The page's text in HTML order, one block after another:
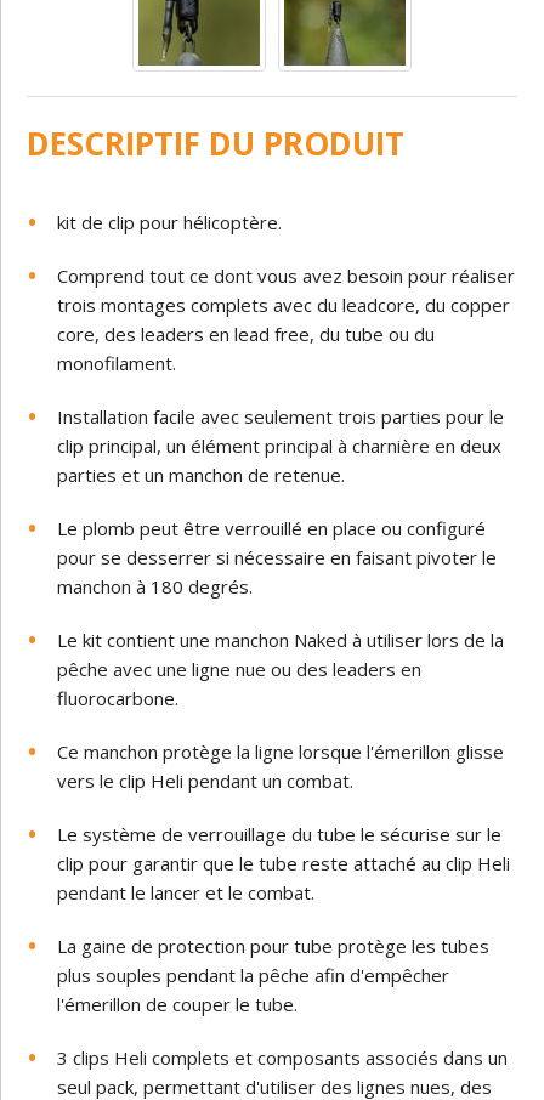
DESCRIPTIF DU PRODUIT
kit de clip pour hélicoptère.
Comprend tout ce dont vous avez besoin pour réaliser
trois montages complets avec du leadcore, du copper
core, des leaders en lead free, du tube ou du
monofilament.
Installation facile avec seulement trois parties pour le
clip principal, un élément principal à charnière en deux
parties et un manchon de retenue.
Le plomb peut être verrouillé en place ou configuré
pour se desserrer si nécessaire en faisant pivoter le
manchon à 180 degrés.
Le kit contient une manchon Naked à utiliser lors de la
pêche avec une ligne nue ou des leaders en
fluorocarbone.
Ce manchon protège la ligne lorsque l'émerillon glisse
vers le clip Heli pendant un combat.
Le système de verrouillage du tube le sécurise sur le
clip pour garantir que le tube reste attaché au clip Heli
pendant le lancer et le combat.
La gaine de protection pour tube protège les tubes
plus souples pendant la pêche afin d'empêcher
l'émerillon de couper le tube.
3 clips Heli complets et composants associés dans un
seul pack, permettant d'utiliser des lignes nues, des